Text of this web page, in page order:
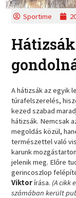
Sportime
A hátizsák az egyik
túrafelszerelés,
kezed szabad
hátizsák. Nemcsak
megoldás közül,
természettel való
karunk
jelenik meg. Előre
gerincoszlop
Viktorírása. (A cikk
számában került